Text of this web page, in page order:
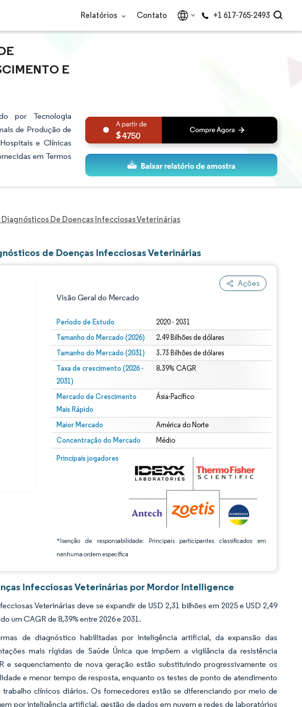
Relatórios Contato +1 617-765-2493
E
por Tecnologia
de Produção de
e Clínicas
em Termos
4750
De Doenças Infecciosas Veterinárias
de Doenças Infecciosas Veterinárias
Ações
Visão Geral do Mercado
Período de Estudo 2020 - 2031
Tamanho do Mercado (2026) 2.49 Bilhões de dólares
Tamanho do Mercado (2031) 3.73 Bilhões de dólares
Taxa de crescimento (2026 -
2031)
8.39% CAGR
Mercado de Crescimento
Mais Rápido
Ásia-Pacífico
Maior Mercado América do Norte
Concentração do Mercado Médio
Principais jogadores
*Isenção de responsabilidade: Principais participantes classificados em
nenhuma ordem específica
Imagem © Mordor Intelligence. O reuso requer atribuição conforme CC BY 4.0.
O reuso requer atribuição conforme CC BY 4.0.
Infecciosas Veterinárias por Mordor Intelligence
Veterinárias deve se expandir de USD 2,31 bilhões em 2025 e USD 2,49
um CAGR de 8,39% entre 2026 e 2031.
de diagnóstico habilitadas por inteligência artificial, da expansão das
mais rígidas de Saúde Única que impõem a vigilância da resistência
e sequenciamento de nova geração estão substituindo progressivamente os
e menor tempo de resposta, enquanto os testes de ponto de atendimento
clínicos diários. Os fornecedores estão se diferenciando por meio de
por inteligência artificial, gestão de dados em nuvem e redes de laboratórios